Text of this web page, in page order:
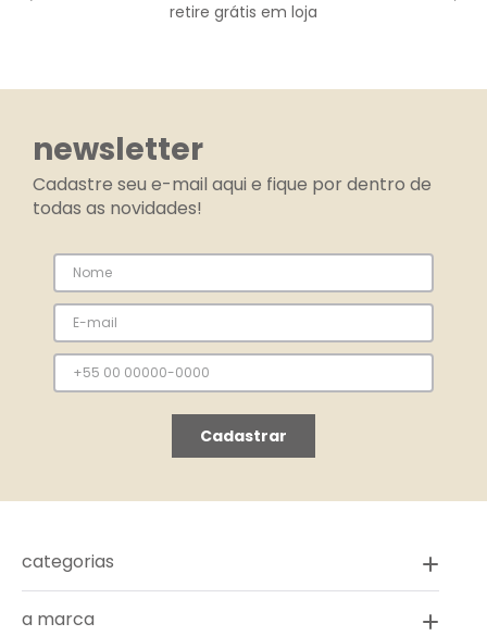
retire grátis em loja
newsletter
Cadastre seu e-mail aqui e fique por dentro de
todas as novidades!
Cadastrar
categorias
novidades
a marca